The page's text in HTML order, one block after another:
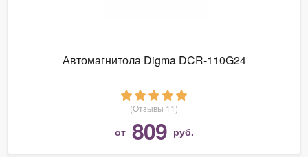
Автомагнитола Digma DCR-110G24
(Отзывы 11)
от 809 руб.